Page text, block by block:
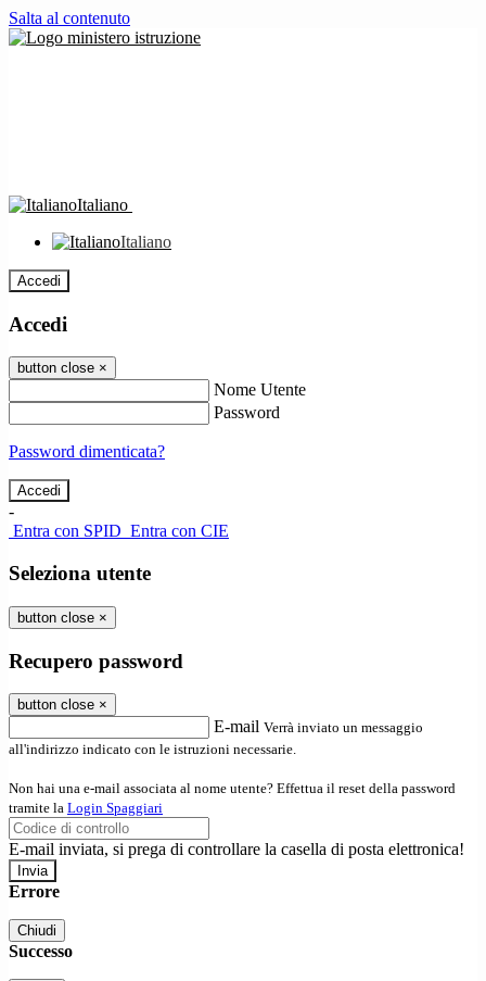
Salta al contenuto
Italiano
Italiano
Accedi
Accedi
button close ×
Nome Utente
Password
Password dimenticata?
-
Entra con SPID Entra con CIE
Seleziona utente
button close ×
Recupero password
button close ×
E-mail Verrà inviato un messaggio
all'indirizzo indicato con le istruzioni necessarie.
Non hai una e-mail associata al nome utente? Effettua il reset della password
tramite la Login Spaggiari
E-mail inviata, si prega di controllare la casella di posta elettronica!
Errore
Chiudi
Successo